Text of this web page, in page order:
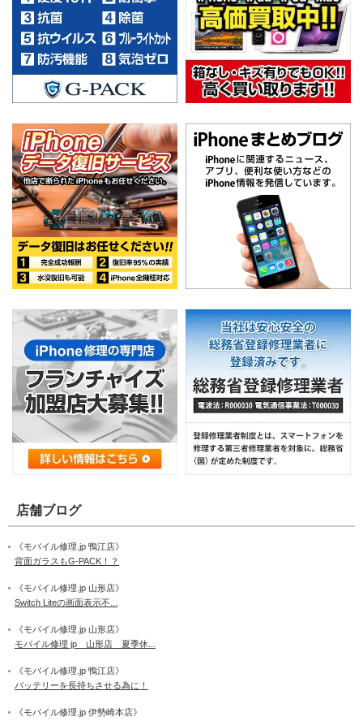
店舗ブログ
《モバイル修理.jp 鴨江店》
背面ガラスもG-PACK！？
《モバイル修理.jp 山形店》
Switch Liteの画面表示不...
《モバイル修理.jp 山形店》
モバイル修理 jp 山形店 夏季休...
《モバイル修理.jp 鴨江店》
バッテリーを長持ちさせる為に！
《モバイル修理.jp 伊勢崎本店》